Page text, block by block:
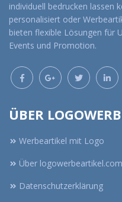
individuell bedrucken lassen
personalisiert oder
bieten flexible Lösungen für
Events und Promotion.
ÜBER
Werbeartikel mit Logo
Über logowerbeartikel.com
Datenschutzerklärung